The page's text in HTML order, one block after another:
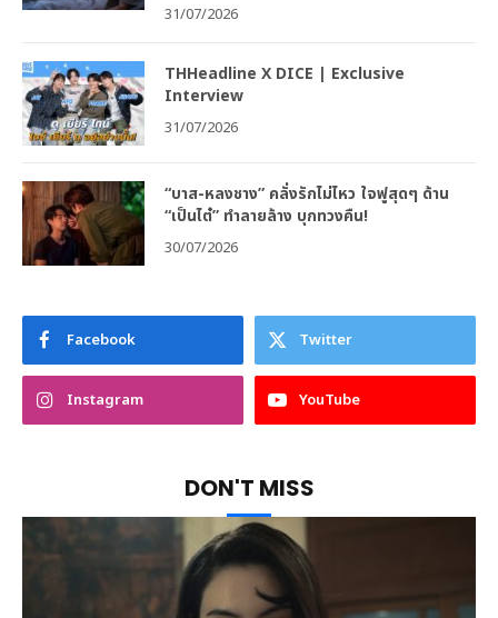
31/07/2026
THHeadline X DICE | Exclusive
Interview
31/07/2026
“บาส-หลงชาง” คลั่งรักไม่ไหว ใจฟูสุดๆ ด้าน
“เป็นไต๋” ทำลายล้าง บุกทวงคืน!
30/07/2026
Facebook Twitter
Instagram YouTube
DON'T MISS